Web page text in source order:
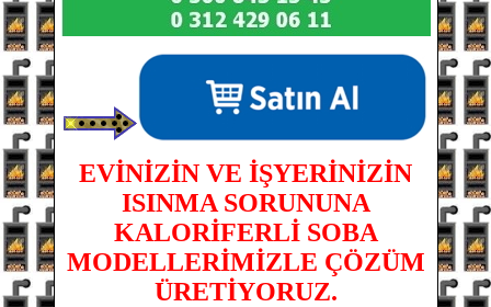
EVİNİZİN VE İŞYERİNİZİN
ISINMA SORUNUNA
KALORİFERLİ SOBA
MODELLERİMİZLE ÇÖZÜM
ÜRETİYORUZ.